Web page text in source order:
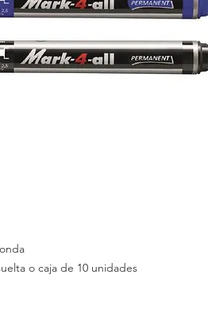
o caja de 10 unidades